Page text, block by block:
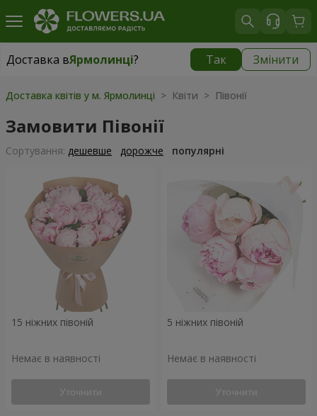
Доставка вЯрмолинці? Так Змінити
Доставка вЯрмолинці|
Доставка квітів у м. Ярмолинці > Квіти > Півонії
Замовити Півонії
Сортування: дешевше дорожче популярні
15 ніжних півоній
Немає в наявності
Уточнити
5 ніжних півоній
Немає в наявності
Уточнити